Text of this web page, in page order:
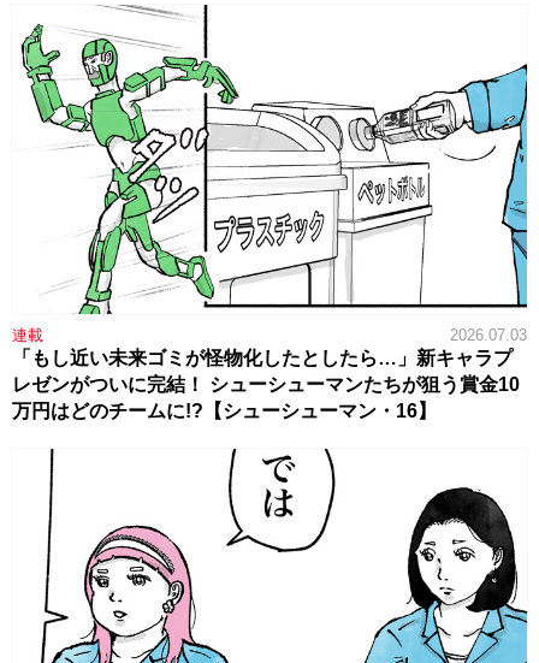
連載 2026.07.03
「もし近い未来ゴミが怪物化したとしたら…」新キャラプ
レゼンがついに完結！ シューシューマンたちが狙う賞金10
万円はどのチームに!?【シューシューマン・16】